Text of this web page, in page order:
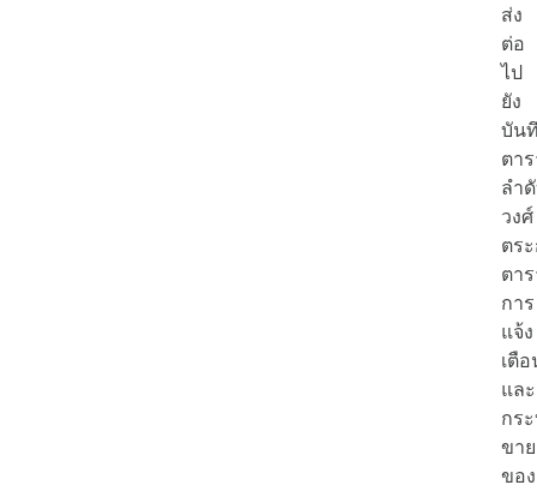
ส่ง
ต่อ
ไป
ยัง
บัน
ตา
ลำ
วงศ์
ตร
ตา
การ
แจ้ง
เตื
และ
กร
ขาย
ของ